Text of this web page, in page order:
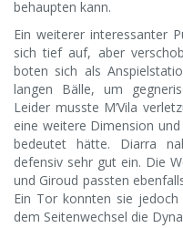
behaupten kann.
Ein weiterer interessanter
sich tief auf, aber
boten sich als
langen Bälle, um
Leider musste M’Vila
eine weitere Dimension
bedeutet hätte. Diarra
defensiv sehr gut ein. Die
und Giroud passten
Ein Tor konnten sie
dem Seitenwechsel die